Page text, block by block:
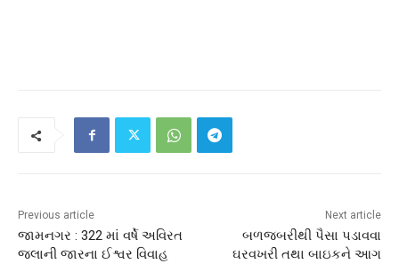
Previous article
જામનગર : 322 માં વર્ષે અવિરત
જલાની જારના ઈશ્વર વિવાહ
Next article
બળજબરીથી પૈસા પડાવવા
ઘરવખરી તથા બાઇકને આગ